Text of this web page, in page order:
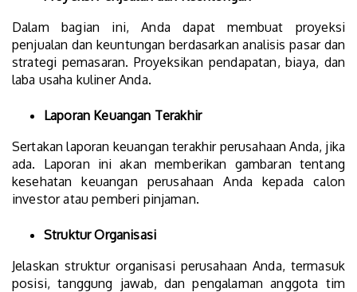
Dalam bagian ini, Anda dapat membuat proyeksi
penjualan dan keuntungan berdasarkan analisis pasar dan
strategi pemasaran. Proyeksikan pendapatan, biaya, dan
laba usaha kuliner Anda.
Laporan Keuangan Terakhir
Sertakan laporan keuangan terakhir perusahaan Anda, jika
ada. Laporan ini akan memberikan gambaran tentang
kesehatan keuangan perusahaan Anda kepada calon
investor atau pemberi pinjaman.
Struktur Organisasi
Jelaskan struktur organisasi perusahaan Anda, termasuk
posisi, tanggung jawab, dan pengalaman anggota tim